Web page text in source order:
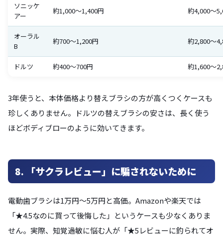
ソニッケ
アー
約1,000〜1,400円 約4,000〜
オーラル
B
約700〜1,200円 約2,800〜
ドルツ 約400〜700円 約1,600〜
3年使うと、本体価格より替えブラシの方が高くつくケースも
珍しくありません。ドルツの替えブラシの安さは、長く使う
ほどボディブローのように効いてきます。
8. 「サクラレビュー」に騙されないために
電動歯ブラシは1万円〜5万円と高価。Amazonや楽天では
「★4.5なのに買って後悔した」というケースも少なくありま
せん。実際、知覚過敏に悩む人が「★5レビューに釣られてオ